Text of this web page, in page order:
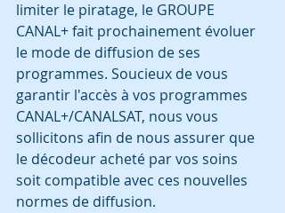
limiter le piratage, le GROUPE
CANAL+ fait prochainement évoluer
le mode de diffusion de ses
programmes. Soucieux de vous
garantir l'accès à vos programmes
CANAL+/CANALSAT, nous vous
sollicitons afin de nous assurer que
le décodeur acheté par vos soins
soit compatible avec ces nouvelles
normes de diffusion.